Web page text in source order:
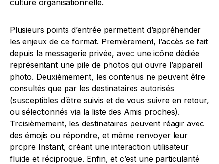
culture organisationnelle.
Plusieurs points d’entrée permettent d’appréhender
les enjeux de ce format. Premièrement, l’accès se fait
depuis la messagerie privée, avec une icône dédiée
représentant une pile de photos qui ouvre l’appareil
photo. Deuxièmement, les contenus ne peuvent être
consultés que par les destinataires autorisés
(susceptibles d’être suivis et de vous suivre en retour,
ou sélectionnés via la liste des Amis proches).
Troisièmement, les destinataires peuvent réagir avec
des émojis ou répondre, et même renvoyer leur
propre Instant, créant une interaction utilisateur
fluide et réciproque. Enfin, et c’est une particularité